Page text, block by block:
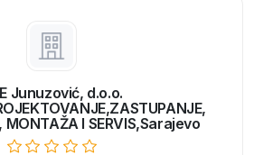
Junuzović, d.o.o.
I SERVIS,Sarajevo